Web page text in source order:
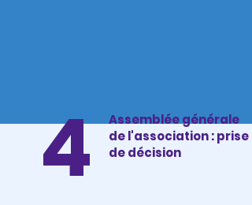
4
Assemblée générale
de l'association : prise
de décision